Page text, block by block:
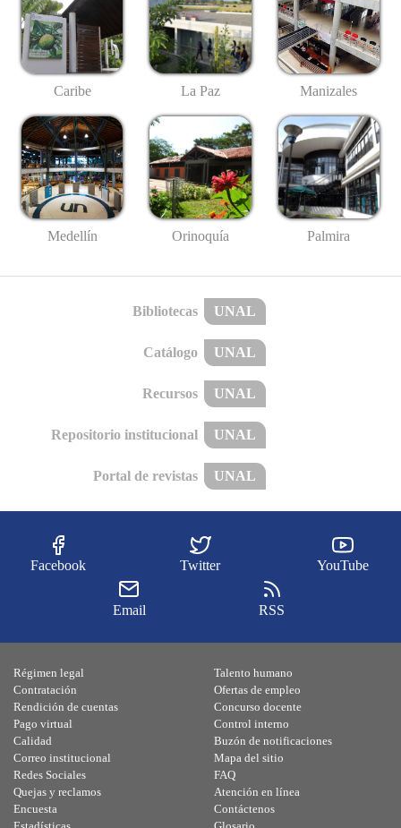
Caribe La Paz Manizales
Medellín Orinoquía Palmira
Bibliotecas UNAL
Catálogo UNAL
Recursos UNAL
Repositorio institucional UNAL
Portal de revistas UNAL
Facebook Twitter YouTube
Email RSS
Régimen legal
Contratación
Rendición de cuentas
Pago virtual
Calidad
Talento humano
Ofertas de empleo
Concurso docente
Control interno
Buzón de notificaciones
Correo institucional
Redes Sociales
Quejas y reclamos
Encuesta
Mapa del sitio
FAQ
Atención en línea
Contáctenos